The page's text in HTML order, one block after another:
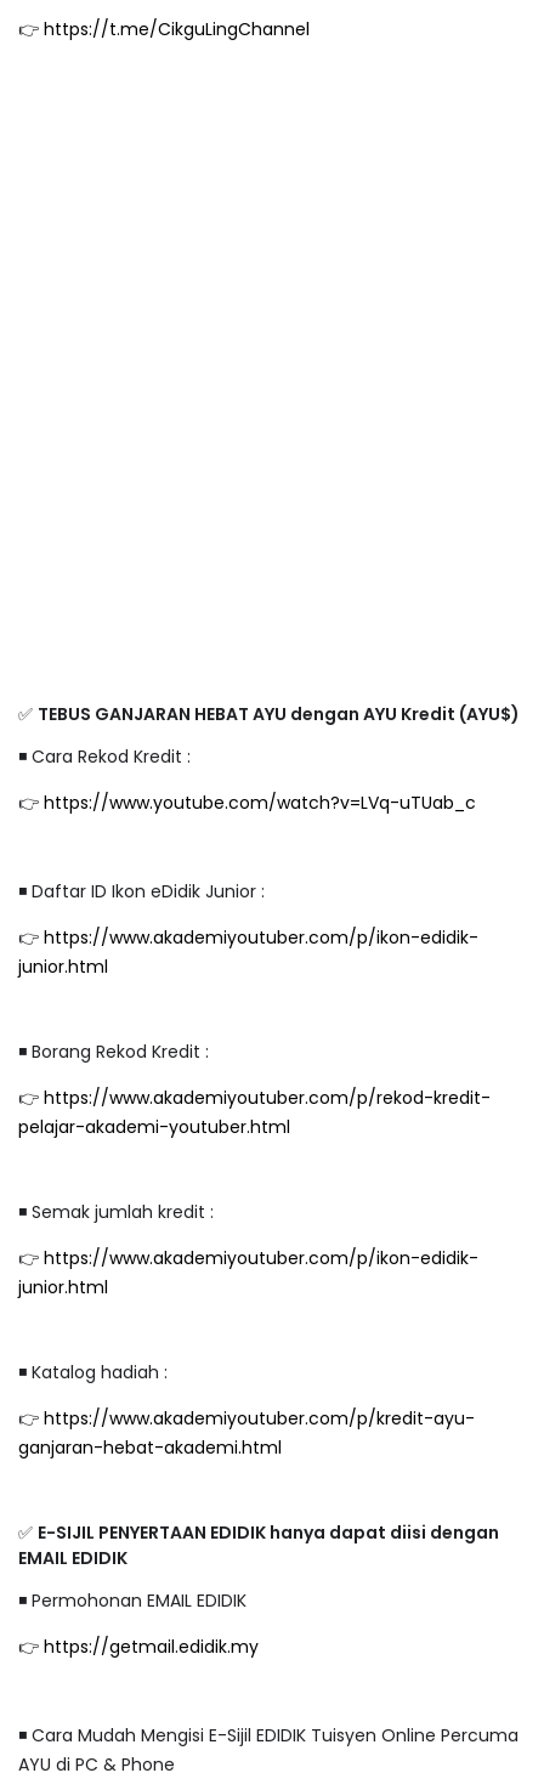
👉 https://t.me/CikguLingChannel
✅ TEBUS GANJARAN HEBAT AYU dengan AYU Kredit (AYU$)
◾️ Cara Rekod Kredit :
👉 https://www.youtube.com/watch?v=LVq-uTUab_c
◾️ Daftar ID Ikon eDidik Junior :
👉 https://www.akademiyoutuber.com/p/ikon-edidik-
junior.html
◾️ Borang Rekod Kredit :
👉 https://www.akademiyoutuber.com/p/rekod-kredit-
pelajar-akademi-youtuber.html
◾️ Semak jumlah kredit :
👉 https://www.akademiyoutuber.com/p/ikon-edidik-
junior.html
◾️ Katalog hadiah :
👉 https://www.akademiyoutuber.com/p/kredit-ayu-
ganjaran-hebat-akademi.html
✅ E-SIJIL PENYERTAAN EDIDIK hanya dapat diisi dengan
EMAIL EDIDIK
◾️ Permohonan EMAIL EDIDIK
👉 https://getmail.edidik.my
◾️ Cara Mudah Mengisi E-Sijil EDIDIK Tuisyen Online Percuma
AYU di PC & Phone